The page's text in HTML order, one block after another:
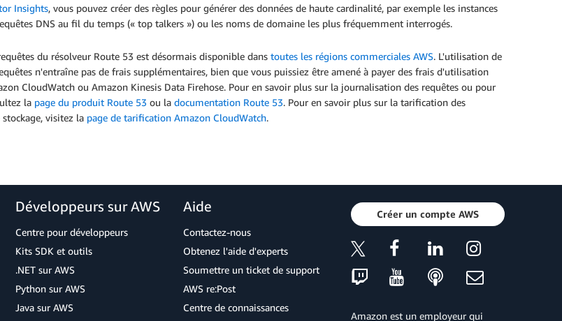
Insights, vous pouvez créer des règles pour générer des données de haute cardinalité, par exemple les instances
DNS au fil du temps (« top talkers ») ou les noms de domaine les plus fréquemment interrogés.
du résolveur Route 53 est désormais disponible dans toutes les régions commerciales AWS. L'utilisation de
n'entraîne pas de frais supplémentaires, bien que vous puissiez être amené à payer des frais d'utilisation
CloudWatch ou Amazon Kinesis Data Firehose. Pour en savoir plus sur la journalisation des requêtes ou pour
la page du produit Route 53 ou la documentation Route 53. Pour en savoir plus sur la tarification des
visitez la page de tarification Amazon CloudWatch.
Développeurs sur AWS
Centre pour développeurs
Kits SDK et outils
.NET sur AWS
Python sur AWS
Java sur AWS
Aide
Contactez-nous
Obtenez l'aide d'experts
Soumettre un ticket de support
AWS re:Post
Centre de connaissances
Créer un compte AWS
Amazon est un employeur qui